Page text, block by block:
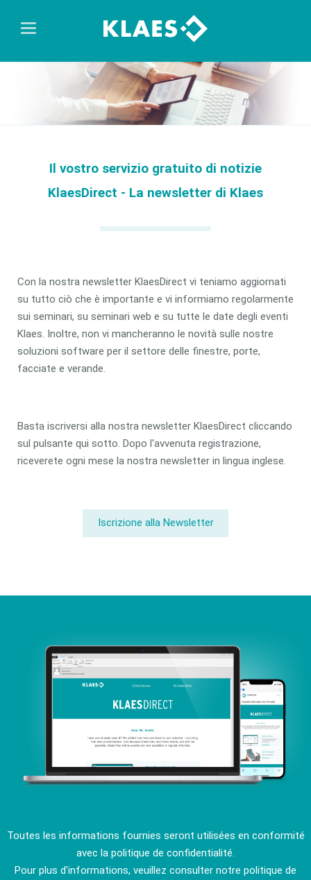
Il vostro servizio gratuito di notizie
KlaesDirect - La newsletter di Klaes
Con la nostra newsletter KlaesDirect vi teniamo aggiornati
su tutto ciò che è importante e vi informiamo regolarmente
sui seminari, su seminari web e su tutte le date degli eventi
Klaes. Inoltre, non vi mancheranno le novità sulle nostre
soluzioni software per il settore delle finestre, porte,
facciate e verande.
Basta iscriversi alla nostra newsletter KlaesDirect cliccando
sul pulsante qui sotto. Dopo l'avvenuta registrazione,
riceverete ogni mese la nostra newsletter in lingua inglese.
Iscrizione alla Newsletter
Toutes les informations fournies seront utilisées en conformité
avec la politique de confidentialité.
Pour plus d'informations, veuillez consulter notre politique de